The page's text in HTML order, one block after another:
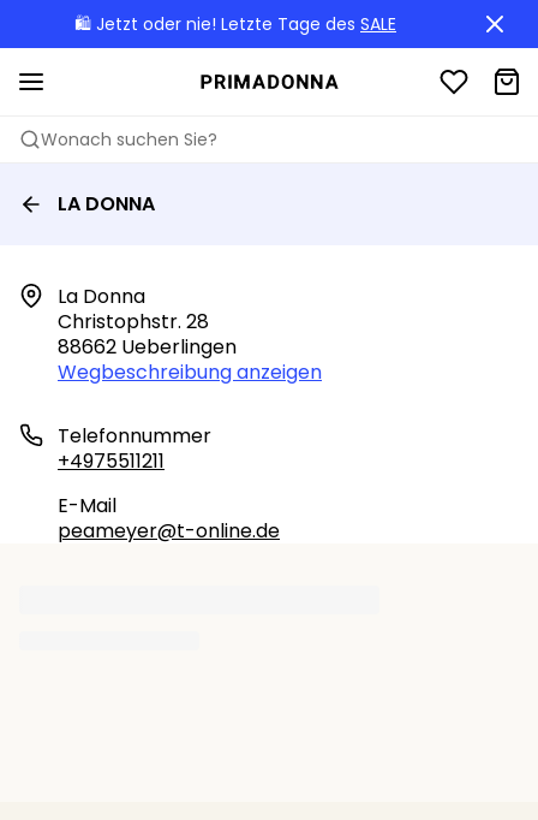
🛍️ Jetzt oder nie! Letzte Tage des SALE
Wonach suchen Sie?
LA DONNA
La Donna
Christophstr. 28
88662 Ueberlingen
Wegbeschreibung anzeigen
Telefonnummer
+4975511211
E-Mail
peameyer@t-online.de